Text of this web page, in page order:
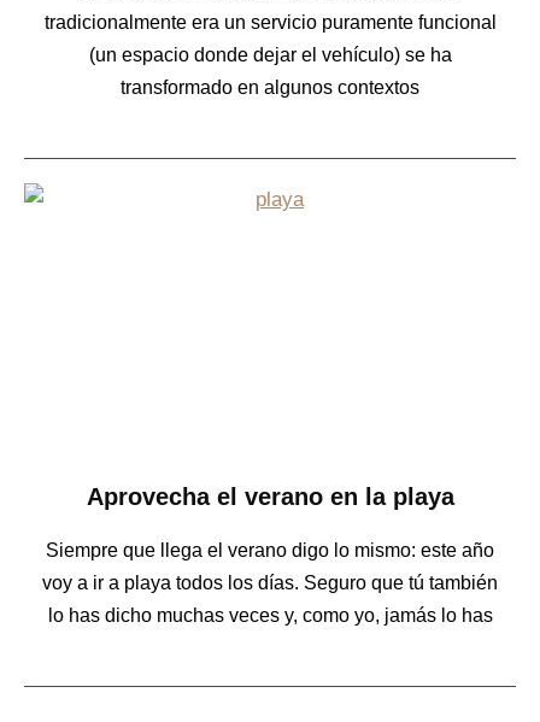
tradicionalmente era un servicio puramente funcional
(un espacio donde dejar el vehículo) se ha
transformado en algunos contextos
Aprovecha el verano en la playa
Siempre que llega el verano digo lo mismo: este año
voy a ir a playa todos los días. Seguro que tú también
lo has dicho muchas veces y, como yo, jamás lo has